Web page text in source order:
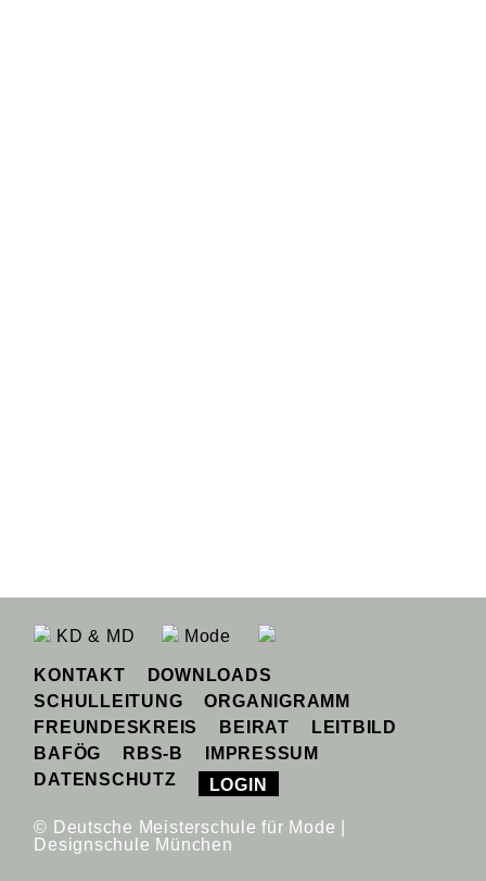
KD & MD Mode
KONTAKT
DOWNLOADS
SCHULLEITUNG
ORGANIGRAMM
FREUNDESKREIS
BEIRAT
LEITBILD
BAFÖG
RBS-B
IMPRESSUM
DATENSCHUTZ
LOGIN
© Deutsche Meisterschule für Mode |
Designschule München